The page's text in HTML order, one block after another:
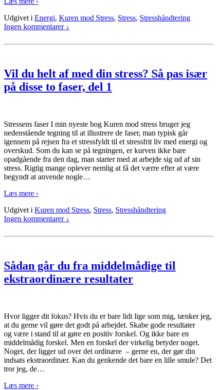
Udgivet i Energi, Kuren mod Stress, Stress, Stresshåndtering
Ingen kommentarer ↓
Vil du helt af med din stress? Så pas især
på disse to faser, del 1
Stressens faser I min nyeste bog Kuren mod stress bruger jeg
nedenstående tegning til at illustrere de faser, man typisk går
igennem på rejsen fra et stressfyldt til et stressfrit liv med energi og
overskud. Som du kan se på tegningen, er kurven ikke bare
opadgående fra den dag, man starter med at arbejde sig ud af sin
stress. Rigtig mange oplever nemlig at få det værre efter at være
begyndt at anvende nogle…
Læs mere ›
Udgivet i Kuren mod Stress, Stress, Stresshåndtering
Ingen kommentarer ↓
Sådan går du fra middelmådige til
ekstraordinære resultater
Hvor ligger dit fokus? Hvis du er bare lidt lige som mig, tænker jeg,
at du gerne vil gøre det godt på arbejdet. Skabe gode resultater
og være i stand til at gøre en positiv forskel. Og ikke bare en
middelmådig forskel. Men en forskel der virkelig betyder noget.
Noget, der ligger ud over det ordinære – gerne en, der gør din
indsats ekstraordinær. Kan du genkende det bare en lille smule? Det
tror jeg, de…
Læs mere ›